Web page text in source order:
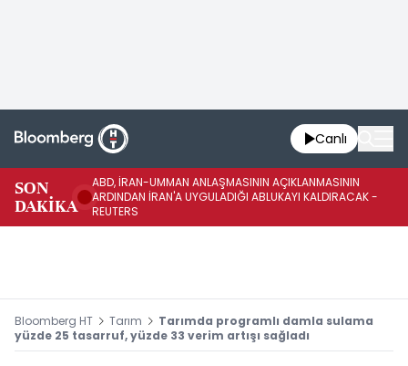
Canlı
SON
DAKİKA
ABD, İRAN-UMMAN ANLAŞMASININ AÇIKLANMASININ
ARDINDAN İRAN'A UYGULADIĞI ABLUKAYI KALDIRACAK -
REUTERS
Bloomberg HT Tarım
Tarımda programlı damla sulama
yüzde 25 tasarruf, yüzde 33 verim artışı sağladı